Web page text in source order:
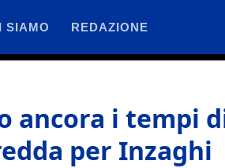
SIAMO REDAZIONE
ancora i tempi
per Inzaghi